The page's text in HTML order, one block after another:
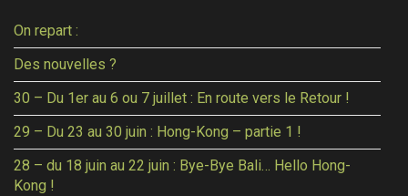
On repart :
Des nouvelles ?
30 – Du 1er au 6 ou 7 juillet : En route vers le Retour !
29 – Du 23 au 30 juin : Hong-Kong – partie 1 !
28 – du 18 juin au 22 juin : Bye-Bye Bali… Hello Hong-
Kong !